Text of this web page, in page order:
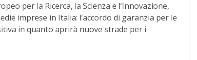
per la Ricerca, la Scienza e l’Innovazione,
imprese in Italia: l’accordo di garanzia per le
in quanto aprirà nuove strade per i